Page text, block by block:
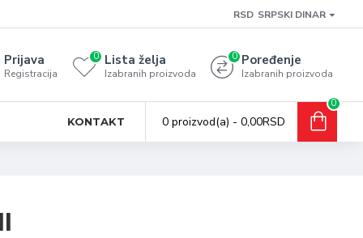
RSD SRPSKI DINAR
Prijava
Registracija
Lista želja
Izabranih proizvoda
0 Poređenje
Izabranih proizvoda
0
KONTAKT 0 proizvod(a) - 0,00RSD
0